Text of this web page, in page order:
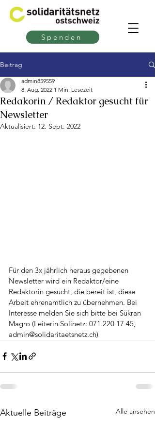
Spenden
Beitrag
Redakorin / Redaktor gesucht für
Newsletter
admin859559
8. Aug. 2022 1 Min. Lesezeit
Aktualisiert: 12. Sept. 2022
Für den 3x jährlich heraus gegebenen
Newsletter wird ein Redaktor/eine
Redaktorin gesucht, die bereit ist, diese
Arbeit ehrenamtlich zu übernehmen. Bei
Interesse melden Sie sich bitte bei Sükran
Magro (Leiterin Solinetz: 071 220 17 45,
admin@solidaritaetsnetz.ch)
Aktuelle Beiträge Alle ansehen